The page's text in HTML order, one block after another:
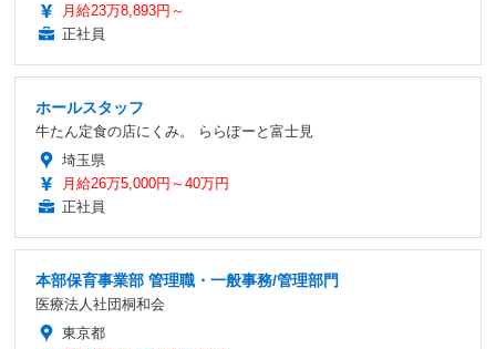
月給23万8,893円～
正社員
ホールスタッフ
牛たん定食の店にくみ。 ららぽーと富士見
埼玉県
月給26万5,000円～40万円
正社員
本部保育事業部 管理職・一般事務/管理部門
医療法人社団桐和会
東京都